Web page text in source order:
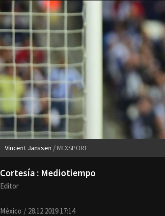
Vincent Janssen MEXSPORT
Cortesía : Mediotiempo
Editor
México 28.12.2019 17:14